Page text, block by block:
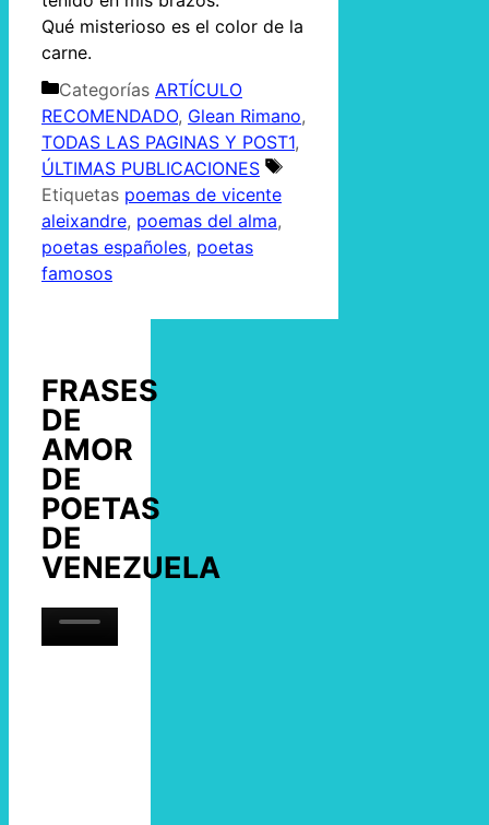
Qué misterioso es el color de la
carne.
Categorías ARTÍCULO
RECOMENDADO, Glean Rimano,
TODAS LAS PAGINAS Y POST1,
ÚLTIMAS PUBLICACIONES
Etiquetas poemas de vicente
aleixandre, poemas del alma,
poetas españoles, poetas
famosos
FRASES
DE
AMOR
DE
POETAS
DE
VENEZUELA